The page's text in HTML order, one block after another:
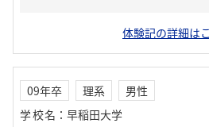
体験記の詳細は
09年卒 理系
男性
学校名 ： 早稲田大学